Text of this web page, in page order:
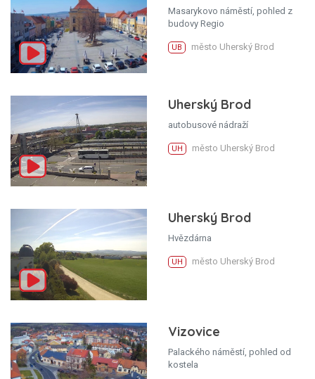
Masarykovo náměstí, pohled z
budovy Regio
UB město Uherský Brod
Uherský Brod
autobusové nádraží
UH město Uherský Brod
Uherský Brod
Hvězdárna
UH město Uherský Brod
Vizovice
Palackého náměstí, pohled od
kostela